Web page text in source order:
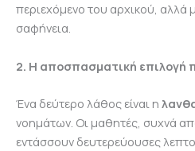
περιεχόμενο του αρχικού, αλλά
σαφήνεια.
2. Η αποσπασματική επιλογή
Ένα δεύτερο λάθος είναι η
νοημάτων. Οι μαθητές, συχνά
εντάσσουν δευτερεύουσες